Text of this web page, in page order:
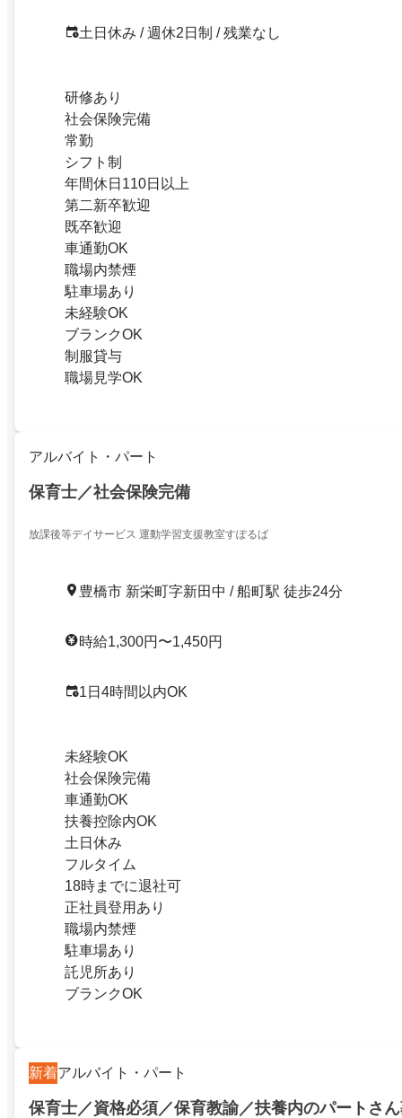
土日休み / 週休2日制 / 残業なし
研修あり
社会保険完備
常勤
シフト制
年間休日110日以上
第二新卒歓迎
既卒歓迎
車通勤OK
職場内禁煙
駐車場あり
未経験OK
ブランクOK
制服貸与
職場見学OK
アルバイト・パート
保育士／社会保険完備
放課後等デイサービス 運動学習支援教室すぽるば
豊橋市 新栄町字新田中 / 船町駅 徒歩24分
時給1,300円〜1,450円
1日4時間以内OK
未経験OK
社会保険完備
車通勤OK
扶養控除内OK
土日休み
フルタイム
18時までに退社可
正社員登用あり
職場内禁煙
駐車場あり
託児所あり
ブランクOK
新着アルバイト・パート
保育士／資格必須／保育教諭／扶養内のパートさ